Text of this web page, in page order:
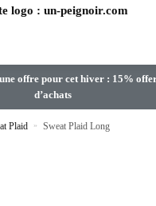
offre pour cet hiver : 15%
d’achats
Plaid » Sweat Plaid Long